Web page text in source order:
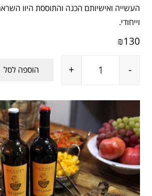
העשייה ואישיותם הכנה והתוססת היוו
וייחודי.
₪130
כמות של תל קאסר אדום
-
+ הוספה לסל